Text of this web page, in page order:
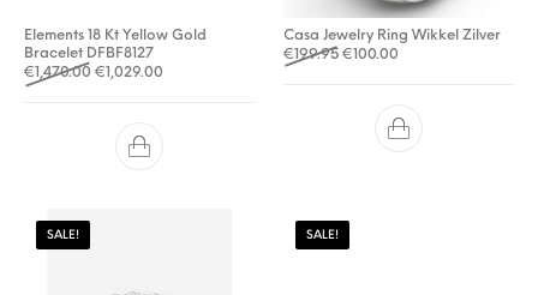
Elements 18 Kt Yellow Gold
Bracelet DFBF8127
€1,470.00 Oorspronkelijke prijs was: €1,470.00.
€1,029.00 Huidige prijs is: €1,029.00.
Casa Jewelry Ring Wikkel Zilver
€199.95 Oorspronkelijke prijs was:
€100.00
SALE! SALE!